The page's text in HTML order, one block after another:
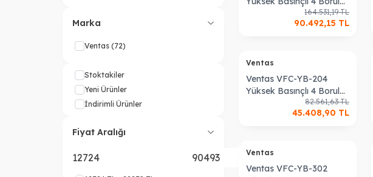
Marka
Ventas (72)
Stoktakiler
Yeni Ürünler
İndirimli Ürünler
Fiyat Aralığı
Fan Coil Cihazı164.531,19TL
90.492,15 TL
Ventas
Ventas VFC-YB-204
Yüksek Basınçlı 4 Borulu
Fan Coil Cihazı82.561,63TL
45.408,90 TL
Ventas
Ventas VFC-YB-302